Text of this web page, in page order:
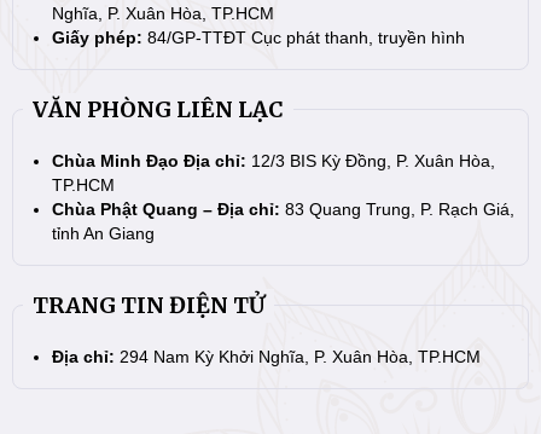
Nghĩa, P. Xuân Hòa, TP.HCM
Giấy phép: 84/GP-TTĐT Cục phát thanh, truyền hình
VĂN PHÒNG LIÊN LẠC
Chùa Minh Đạo Địa chỉ: 12/3 BIS Kỳ Đồng, P. Xuân Hòa,
TP.HCM
Chùa Phật Quang – Địa chỉ: 83 Quang Trung, P. Rạch Giá,
tỉnh An Giang
TRANG TIN ĐIỆN TỬ
Địa chỉ: 294 Nam Kỳ Khởi Nghĩa, P. Xuân Hòa, TP.HCM